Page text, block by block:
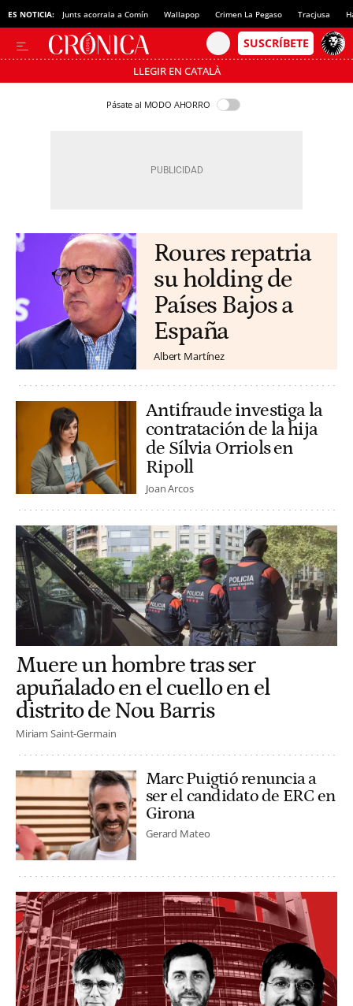
ES NOTICIA: Junts acorrala a Comín Wallapop Crimen La Pegaso Tracjusa
LLEGIR EN CATALÀ
Pásate al MODO AHORRO
Roures repatria
su holding de
Países Bajos a
España
Albert Martínez
Antifraude investiga la
contratación de la hija
de Sílvia Orriols en
Ripoll
Joan Arcos
Muere un hombre tras ser
apuñalado en el cuello en el
distrito de Nou Barris
Miriam Saint-Germain
Marc Puigtió renuncia a
ser el candidato de ERC en
Girona
Gerard Mateo